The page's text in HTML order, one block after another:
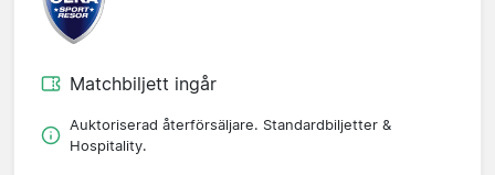
Matchbiljett ingår
Auktoriserad återförsäljare. Standardbiljetter &
Hospitality.